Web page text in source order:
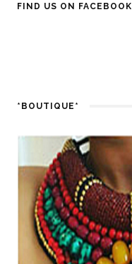
FIND US ON FACEBOOK
*BOUTIQUE*